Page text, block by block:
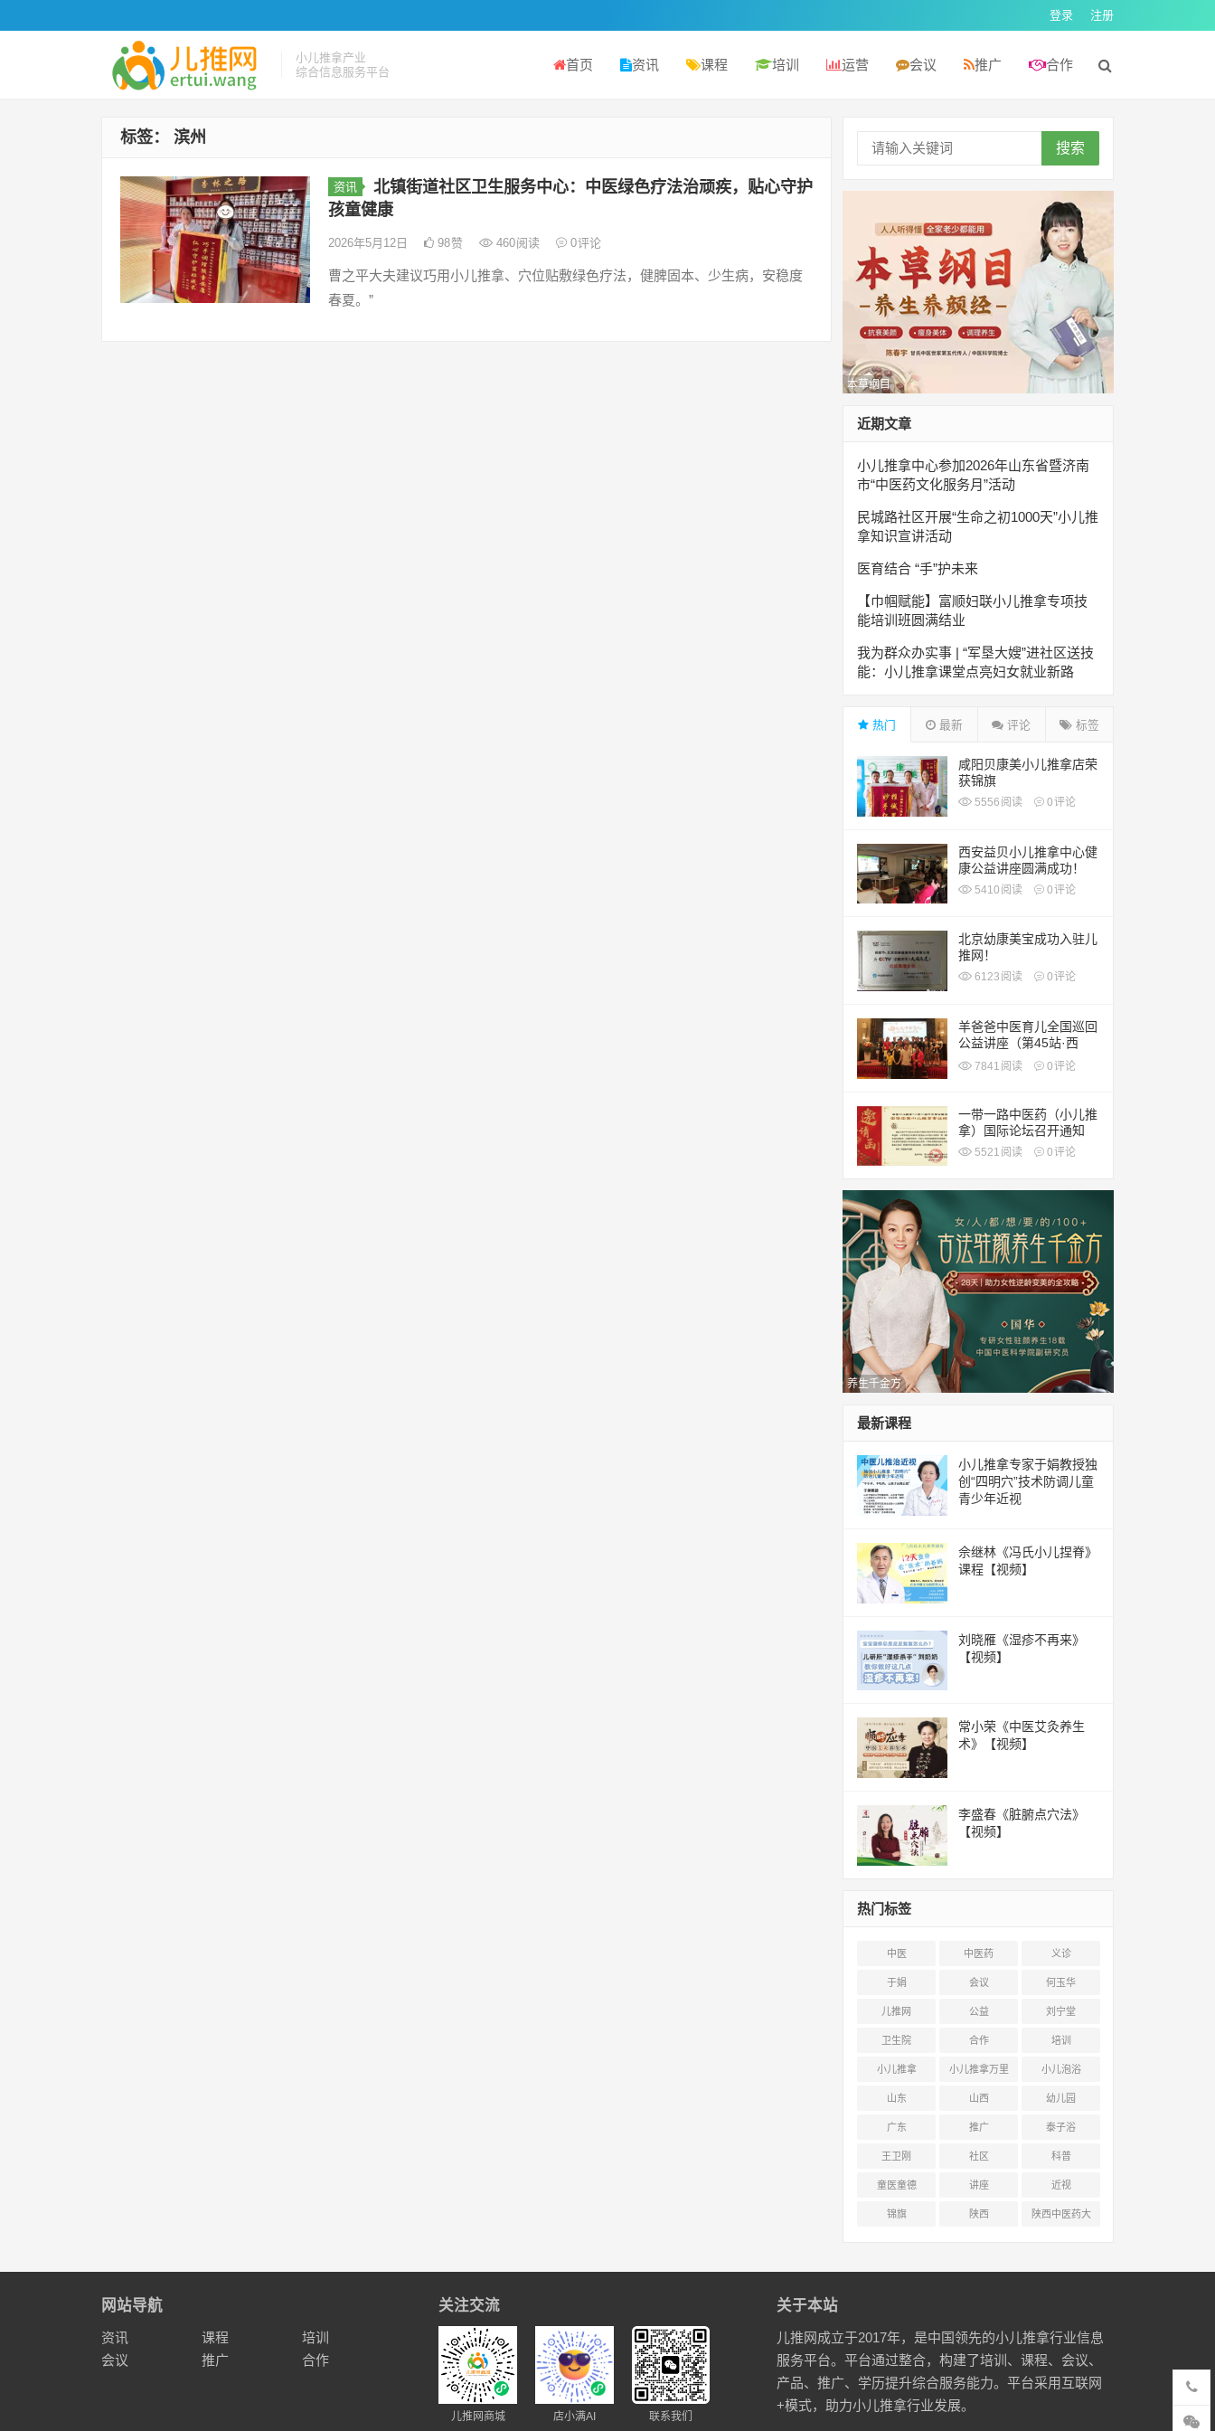
登录 注册
小儿推拿产业
综合信息服务平台
首页 资讯 课程 培训 运营 会议 推广 合作
标签： 滨州
资讯
北镇街道社区卫生服务中心：中医绿色疗法治顽疾，贴心守护
孩童健康
2026年5月12日 98赞 460阅读 0评论
曹之平大夫建议巧用小儿推拿、穴位贴敷绿色疗法，健脾固本、少生病，安稳度
春夏。”
搜索
本草纲目
近期文章
小儿推拿中心参加2026年山东省暨济南
市“中医药文化服务月”活动
民城路社区开展“生命之初1000天”小儿推
拿知识宣讲活动
医育结合 “手”护未来
【巾帼赋能】富顺妇联小儿推拿专项技
能培训班圆满结业
我为群众办实事 | “军垦大嫂”进社区送技
能：小儿推拿课堂点亮妇女就业新路
热门 最新 评论 标签
咸阳贝康美小儿推拿店荣
获锦旗
5556 阅读 0评论
西安益贝小儿推拿中心健
康公益讲座圆满成功！
5410 阅读 0评论
北京幼康美宝成功入驻儿
推网！
6123 阅读 0评论
羊爸爸中医育儿全国巡回
公益讲座（第45站·西
安）7841 阅读 0评论
一带一路中医药（小儿推
拿）国际论坛召开通知
5521 阅读 0评论
养生千金方
最新课程
小儿推拿专家于娟教授独
创“四明穴”技术防调儿童
青少年近视
佘继林《冯氏小儿捏脊》
课程【视频】
刘晓雁《湿疹不再来》
【视频】
常小荣《中医艾灸养生
术》【视频】
李盛春《脏腑点穴法》
【视频】
热门标签
中医 中医药 义诊
于娟 会议 何玉华
儿推网 公益 刘宁堂
卫生院 合作 培训
小儿推拿 小儿推拿万里
行
小儿泡浴
山东 山西 幼儿园
广东 推广 泰子浴
王卫刚 社区 科普
童医童德 讲座 近视
锦旗 陕西 陕西中医药大
网站导航
资讯 课程
培训
会议
推广 合作
关注交流
儿推网商城 店小满AI 联系我们
关于本站
儿推网成立于2017年，是中国领先的小儿推拿行业信息
服务平台。平台通过整合，构建了培训、课程、会议、
产品、推广、学历提升综合服务能力。平台采用互联网
+模式，助力小儿推拿行业发展。